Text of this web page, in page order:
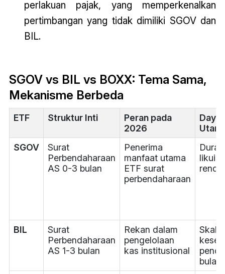
perlakuan pajak, yang memperkenalkan
pertimbangan yang tidak dimiliki SGOV dan
BIL.
SGOV vs BIL vs BOXX: Tema Sama,
Mekanisme Berbeda
ETF Struktur Inti
Peran pada
2026
Daya
SGOV
Surat
Perbendaharaan
AS 0-3 bulan
Penerima
manfaat utama
ETF surat
perbendaharaan
BIL
Surat
Perbendaharaan
AS 1-3 bulan
Rekan dalam
pengelolaan
kas institusional
Skala,